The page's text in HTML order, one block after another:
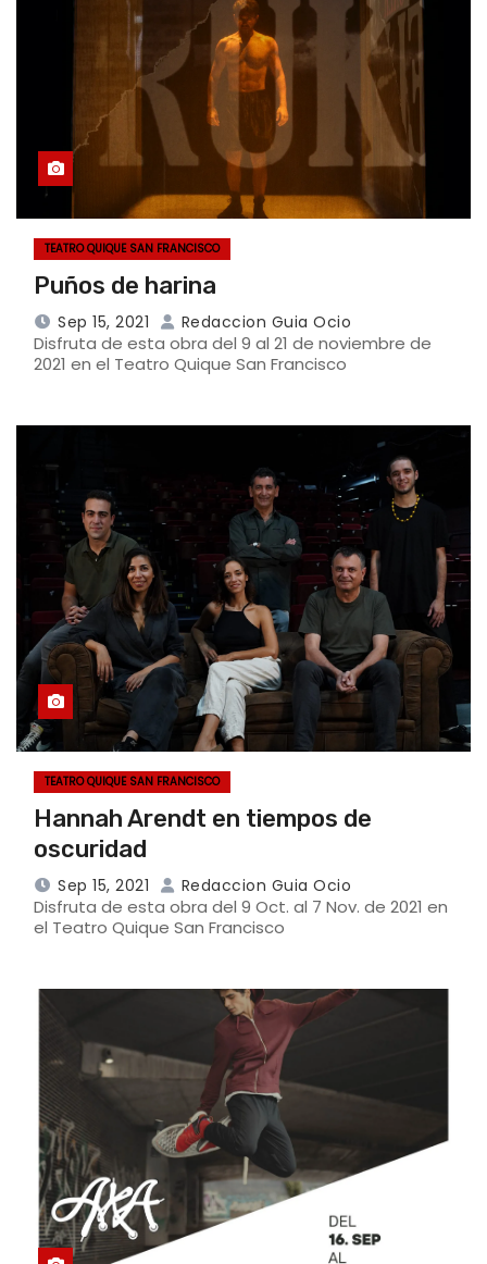
TEATRO QUIQUE SAN FRANCISCO
Puños de harina
Sep 15, 2021 Redaccion Guia Ocio
Disfruta de esta obra del 9 al 21 de noviembre de
2021 en el Teatro Quique San Francisco
TEATRO QUIQUE SAN FRANCISCO
Hannah Arendt en tiempos de
oscuridad
Sep 15, 2021 Redaccion Guia Ocio
Disfruta de esta obra del 9 Oct. al 7 Nov. de 2021 en
el Teatro Quique San Francisco